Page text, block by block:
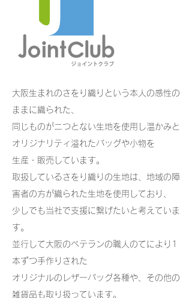
大阪生まれのさをり織りという本人の感性の
ままに織られた、
同じものが二つとない生地を使用し温かみと
オリジナリティ溢れたバッグや小物を
生産・販売しています。
取扱しているさをり織りの生地は、地域の障
害者の方が織られた生地を使用しており、
少しでも当社で支援に繋げたいと考えていま
す。
並行して大阪のベテランの職人のてにより1
本ずつ手作りされた
オリジナルのレザーバッグ各種や、その他の
雑貨品も取り扱っています。